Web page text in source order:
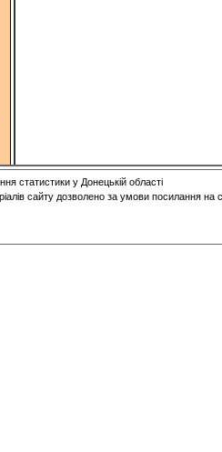
статистики у Донецькій області
сайту дозволено за умови посилання на